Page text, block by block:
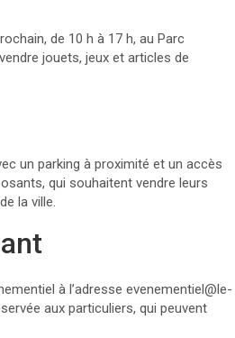
de 10 h à 17 h, au Parc
jouets, jeux et articles de
un parking à proximité et un accès
qui souhaitent vendre leurs
la ville.
à l’adresse evenementiel@le-
aux particuliers, qui peuvent